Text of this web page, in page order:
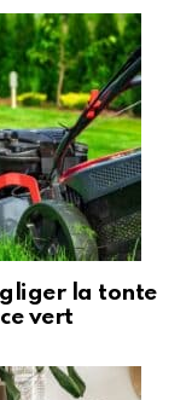
la tonte
vert